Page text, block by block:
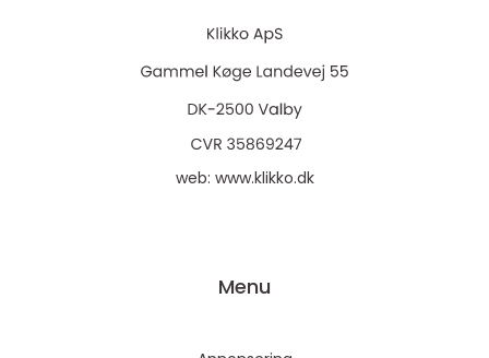
web: www.klikko.dk
Menu